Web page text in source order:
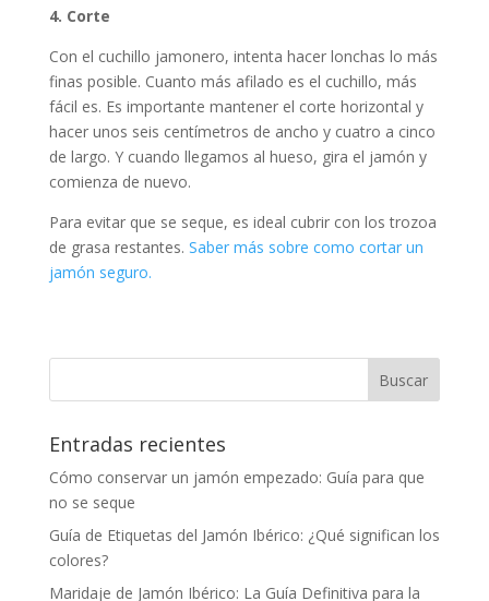
4. Corte
Con el cuchillo jamonero, intenta hacer lonchas lo más
finas posible. Cuanto más afilado es el cuchillo, más
fácil es. Es importante mantener el corte horizontal y
hacer unos seis centímetros de ancho y cuatro a cinco
de largo. Y cuando llegamos al hueso, gira el jamón y
comienza de nuevo.
Para evitar que se seque, es ideal cubrir con los trozoa
de grasa restantes. Saber más sobre como cortar un
jamón seguro.
Entradas recientes
Cómo conservar un jamón empezado: Guía para que
no se seque
Guía de Etiquetas del Jamón Ibérico: ¿Qué significan los
colores?
Maridaje de Jamón Ibérico: La Guía Definitiva para la